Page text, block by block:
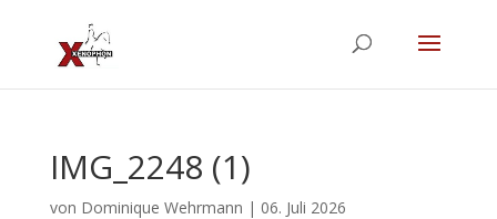
IMG_2248 (1)
von Dominique Wehrmann | 06. Juli 2026